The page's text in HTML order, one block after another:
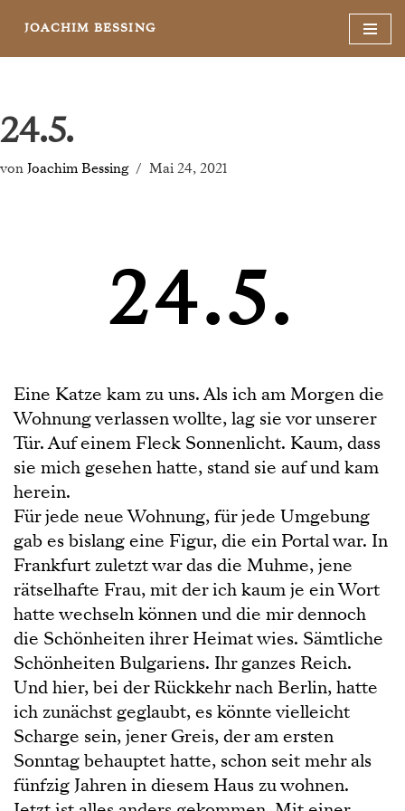
JOACHIM BESSING
24.5.
von Joachim Bessing Mai 24, 2021
24.5.
Eine Katze kam zu uns. Als ich am Morgen die
Wohnung verlassen wollte, lag sie vor unserer
Tür. Auf einem Fleck Sonnenlicht. Kaum, dass
sie mich gesehen hatte, stand sie auf und kam
herein.
Für jede neue Wohnung, für jede Umgebung
gab es bislang eine Figur, die ein Portal war. In
Frankfurt zuletzt war das die Muhme, jene
rätselhafte Frau, mit der ich kaum je ein Wort
hatte wechseln können und die mir dennoch
die Schönheiten ihrer Heimat wies. Sämtliche
Schönheiten Bulgariens. Ihr ganzes Reich.
Und hier, bei der Rückkehr nach Berlin, hatte
ich zunächst geglaubt, es könnte vielleicht
Scharge sein, jener Greis, der am ersten
Sonntag behauptet hatte, schon seit mehr als
fünfzig Jahren in diesem Haus zu wohnen.